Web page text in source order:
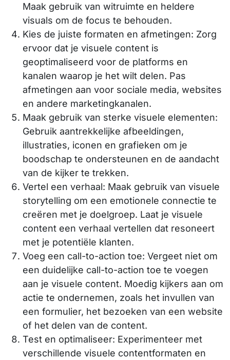
Maak gebruik van witruimte en heldere
visuals om de focus te behouden.
Kies de juiste formaten en afmetingen: Zorg
ervoor dat je visuele content is
geoptimaliseerd voor de platforms en
kanalen waarop je het wilt delen. Pas
afmetingen aan voor sociale media, websites
en andere marketingkanalen.
Maak gebruik van sterke visuele elementen:
Gebruik aantrekkelijke afbeeldingen,
illustraties, iconen en grafieken om je
boodschap te ondersteunen en de aandacht
van de kijker te trekken.
Vertel een verhaal: Maak gebruik van visuele
storytelling om een emotionele connectie te
creëren met je doelgroep. Laat je visuele
content een verhaal vertellen dat resoneert
met je potentiële klanten.
Voeg een call-to-action toe: Vergeet niet om
een duidelijke call-to-action toe te voegen
aan je visuele content. Moedig kijkers aan om
actie te ondernemen, zoals het invullen van
een formulier, het bezoeken van een website
of het delen van de content.
Test en optimaliseer: Experimenteer met
verschillende visuele contentformaten en